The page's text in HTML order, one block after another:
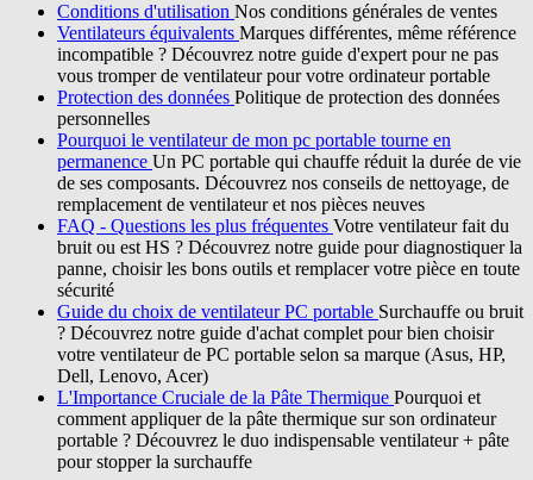
Conditions d'utilisation Nos conditions générales de ventes
Ventilateurs équivalents Marques différentes, même référence
incompatible ? Découvrez notre guide d'expert pour ne pas
vous tromper de ventilateur pour votre ordinateur portable
Protection des données Politique de protection des données
personnelles
Pourquoi le ventilateur de mon pc portable tourne en
permanence Un PC portable qui chauffe réduit la durée de vie
de ses composants. Découvrez nos conseils de nettoyage, de
remplacement de ventilateur et nos pièces neuves
FAQ - Questions les plus fréquentes Votre ventilateur fait du
bruit ou est HS ? Découvrez notre guide pour diagnostiquer la
panne, choisir les bons outils et remplacer votre pièce en toute
sécurité
Guide du choix de ventilateur PC portable Surchauffe ou bruit
? Découvrez notre guide d'achat complet pour bien choisir
votre ventilateur de PC portable selon sa marque (Asus, HP,
Dell, Lenovo, Acer)
L'Importance Cruciale de la Pâte Thermique Pourquoi et
comment appliquer de la pâte thermique sur son ordinateur
portable ? Découvrez le duo indispensable ventilateur + pâte
pour stopper la surchauffe